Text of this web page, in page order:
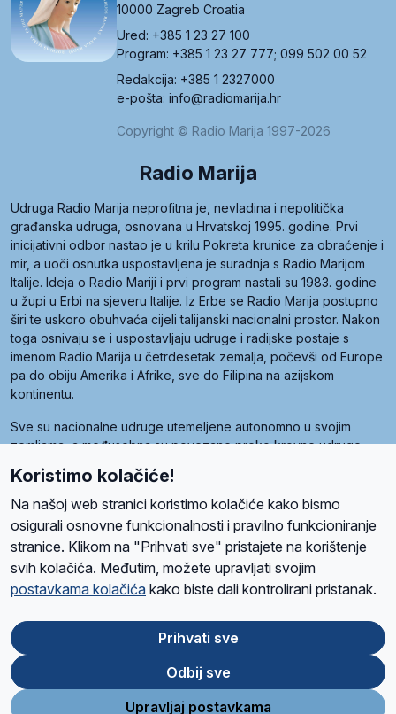
10000 Zagreb Croatia
Ured: +385 1 23 27 100
Program: +385 1 23 27 777; 099 502 00 52
Redakcija: +385 1 2327000
e-pošta: info@radiomarija.hr
Copyright © Radio Marija 1997-2026
Radio Marija
Udruga Radio Marija neprofitna je, nevladina i nepolitička
građanska udruga, osnovana u Hrvatskoj 1995. godine. Prvi
inicijativni odbor nastao je u krilu Pokreta krunice za obraćenje i
mir, a uoči osnutka uspostavljena je suradnja s Radio Marijom
Italije. Ideja o Radio Mariji i prvi program nastali su 1983. godine
u župi u Erbi na sjeveru Italije. Iz Erbe se Radio Marija postupno
širi te uskoro obuhvaća cijeli talijanski nacionalni prostor. Nakon
toga osnivaju se i uspostavljaju udruge i radijske postaje s
imenom Radio Marija u četrdesetak zemalja, počevši od Europe
pa do obiju Amerika i Afrike, sve do Filipina na azijskom
kontinentu.
Sve su nacionalne udruge utemeljene autonomno u svojim
zemljama, a međusobna su povezane preko krovne udruge
Radio Maria). Svjetsku obitelj utemeljilo je sedam članica, među
kojima je i hrvatska Udruga Radio Marija.
O namaRadio ProgramVolonteriPrijateljiKontaktPravila privatnosti
Ova stranica je zaštićena Google reCAPTCHA sustavom
Store
Google
Play
Koristimo kolačiće!
Na našoj web stranici koristimo kolačiće kako bismo
osigurali osnovne funkcionalnosti i pravilno funkcioniranje
stranice. Klikom na "Prihvati sve" pristajete na korištenje
svih kolačića. Međutim, možete upravljati svojim
postavkama kolačića kako biste dali kontrolirani pristanak.
Prihvati sve
Odbij sve
Upravljaj postavkama